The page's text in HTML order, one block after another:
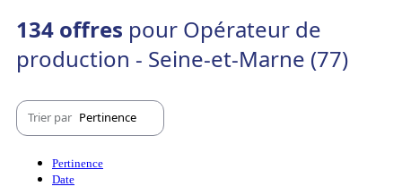
134 offres pour Opérateur de
production - Seine-et-Marne (77)
Trier par Pertinence
Pertinence
Date